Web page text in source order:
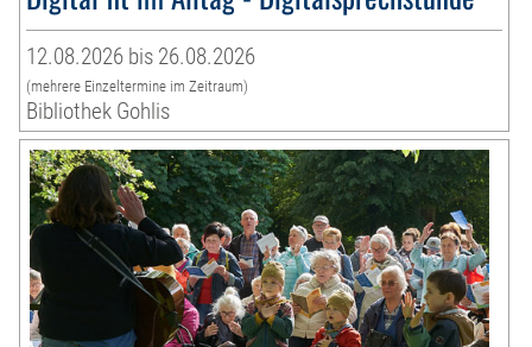
12.08.2026 bis 26.08.2026
(mehrere Einzeltermine im Zeitraum)
Bibliothek Gohlis